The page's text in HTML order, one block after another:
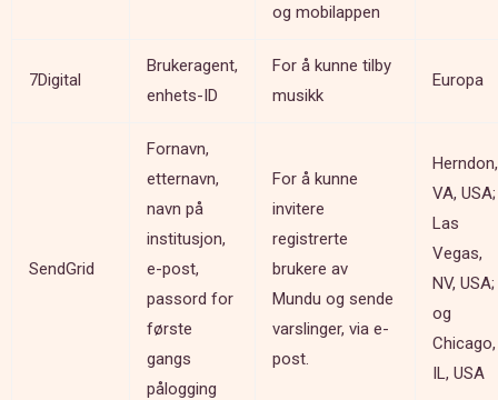
og mobilappen
7Digital
Brukeragent,
enhets-ID
For å kunne tilby
musikk
Europa
SendGrid
Fornavn,
etternavn,
navn på
institusjon,
e-post,
passord for
første
gangs
pålogging
For å kunne
invitere
registrerte
brukere av
Mundu og sende
varslinger, via e-
post.
Herndon,
VA, USA;
Las
Vegas,
NV, USA;
og
Chicago,
IL, USA